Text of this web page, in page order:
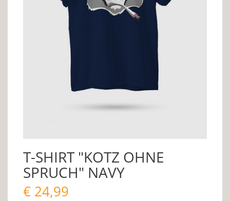
T-SHIRT "KOTZ OHNE
SPRUCH" NAVY
€ 24,99